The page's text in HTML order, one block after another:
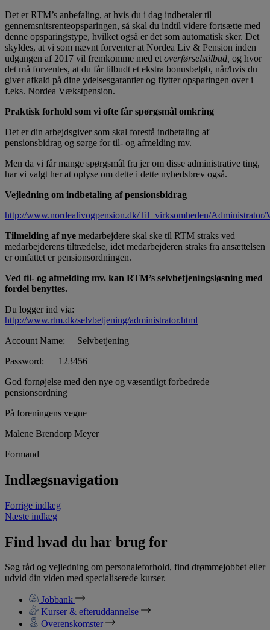
Det er RTM’s anbefaling, at hvis du i dag indbetaler til
gennemsnitsrenteopsparingen, så skal du indtil videre fortsætte med
denne opsparingstype, hvilket også er det som automatisk sker. Det
skyldes, at vi som nævnt forventer at Nordea Liv & Pension inden
udgangen af 2017 vil fremkomme med et overførselstilbud, og hvor
det må forventes, at du får tilbudt et ekstra bonusbeløb, når/hvis du
giver afkald på dine ydelsesgarantier og flytter opsparingen over i
f.eks. Nordea Vækstpension.
Praktisk forhold som vi ofte får spørgsmål omkring
Det er din arbejdsgiver som skal forestå indbetaling af
pensionsbidrag og sørge for til- og afmelding mv.
Men da vi får mange spørgsmål fra jer om disse administrative ting,
har vi valgt her at oplyse om dette i dette nyhedsbrev også.
Vejledning om indbetaling af pensionsbidrag
http://www.nordealivogpension.dk/Til+virksomheden/
Tilmelding af nye medarbejdere skal ske til RTM straks ved
medarbejderens tiltrædelse, idet medarbejderen straks fra ansættelsen
er omfattet er pensionsordningen.
Ved til- og afmelding mv. kan RTM’s selvbetjeningsløsning med
fordel benyttes.
Du logger ind via:
http://www.rtm.dk/selvbetjening/administrator.html
Account Name: Selvbetjening
Password: 123456
God fornøjelse med den nye og væsentligt forbedrede
pensionsordning
På foreningens vegne
Malene Brendorp Meyer
Formand
Indlægsnavigation
Forrige indlæg
Næste indlæg
Find hvad du har brug for
Søg råd og vejledning om personaleforhold, find drømmejobbet eller
udvid din viden med specialiserede kurser.
Jobbank
Kurser & efteruddannelse
Overenskomster